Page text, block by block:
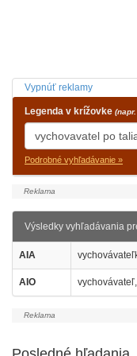
Vypnúť reklamy
Legenda v krížovke
Podrobné vyhľadávanie »
Výsledky vyhľadávania
AIA
AIO